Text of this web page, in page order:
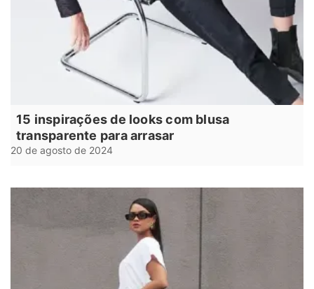
15 inspirações de looks com blusa
transparente para arrasar
20 de agosto de 2024